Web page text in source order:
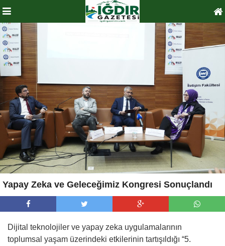
Yapay Zeka ve Geleceğimiz Kongresi Sonuçlandı
Dijital teknolojiler ve yapay zeka uygulamalarının
toplumsal yaşam üzerindeki etkilerinin tartışıldığı “5.